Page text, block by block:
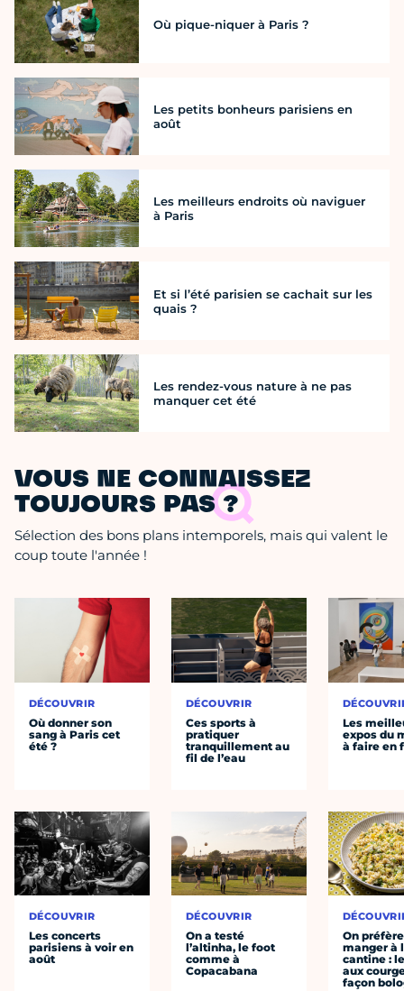
Où pique-niquer à Paris ?
Les petits bonheurs parisiens en
août
Les meilleurs endroits où naviguer
à Paris
Et si l’été parisien se cachait sur les
quais ?
Les rendez-vous nature à ne pas
manquer cet été
VOUS NE CONNAISSEZ
TOUJOURS PAS ?
Sélection des bons plans intemporels, mais qui valent le
coup toute l'année !
DÉCOUVRIR
Où donner son
sang à Paris cet
été ?
DÉCOUVRIR
Les concerts
parisiens à voir en
août
DÉCOUVRIR
Ces sports à
pratiquer
tranquillement au
fil de l’eau
DÉCOUVRIR
On a testé
l’altinha, le foot
comme à
Copacabana
Les
expos du
à faire en
On préfère
manger à
cantine :
aux
façon